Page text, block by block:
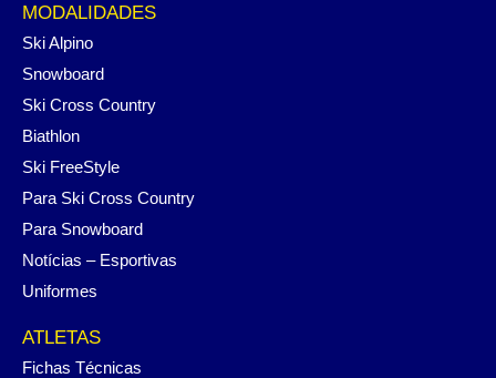
MODALIDADES
Ski Alpino
Snowboard
Ski Cross Country
Biathlon
Ski FreeStyle
Para Ski Cross Country
Para Snowboard
Notícias – Esportivas
Uniformes
ATLETAS
Fichas Técnicas